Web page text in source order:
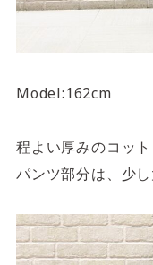
Model:162cm
程よい厚みのコッ
パンツ部分は、少